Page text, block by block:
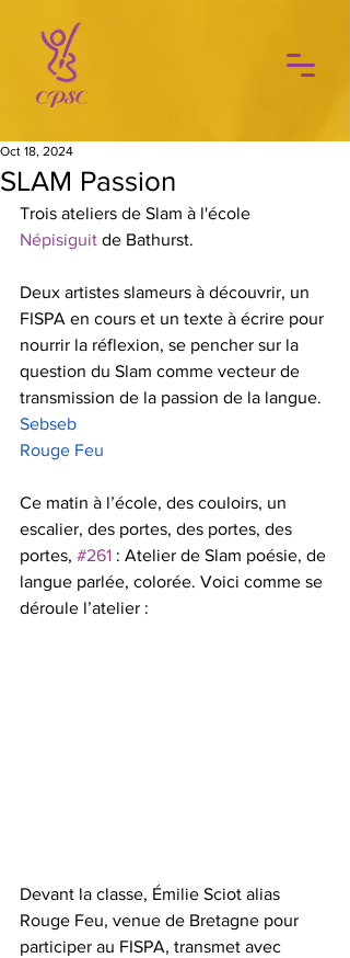
SLAM Passion
Oct 18, 2024
Trois ateliers de Slam à l'école
Népisiguit de Bathurst.
Deux artistes slameurs à découvrir, un
FISPA en cours et un texte à écrire pour
nourrir la réflexion, se pencher sur la
question du Slam comme vecteur de
transmission de la passion de la langue.
Sebseb
Rouge Feu
Ce matin à l’école, des couloirs, un
escalier, des portes, des portes, des
portes, #261 : Atelier de Slam poésie, de
langue parlée, colorée. Voici comme se
déroule l’atelier :
Devant la classe, Émilie Sciot alias
Rouge Feu, venue de Bretagne pour
participer au FISPA, transmet avec